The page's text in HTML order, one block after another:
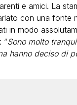
e amici. La
con una fonte
in modo
“Sono molto
hanno deciso di